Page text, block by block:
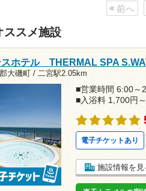
前へ
ススメ施設
スホテル THERMAL SPA
大磯町 / 二宮駅2.05km
■営業時間 6:00～
■入浴料 1,700円～
電子チケットあり
施設情報を見